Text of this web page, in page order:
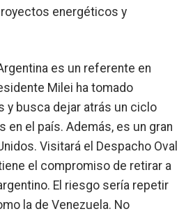
energéticos y
es un referente en
Milei ha tomado
y busca dejar atrás un ciclo
en el país. Además, es un gran
Visitará el Despacho Oval
el compromiso de retirar a
El riesgo sería repetir
la de Venezuela. No